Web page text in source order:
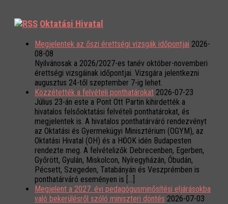
Oktatási Hivatal
Megjelentek az őszi érettségi vizsgák időpontjai 2026-
08-08
Nyilvánosak a 2026/2027-es tanév október-novemberi
érettségi vizsgáinak időpontjai. Vizsgára jelentkezni
augusztus 24-től szeptember 7-ig lehet.
Közzétették a felvételi ponthatárokat 2026-07-23
Július 23-án este a Pont Ott Partin kihirdették a
hivatalos felsőoktatási felvételi ponthatárokat, és
megjelentek is. A hivatalos ponthatárváró rendezvényt
az Oktatási és Gyermekügyi Minisztérium (OGYM), az
Oktatási Hivatal (OH) és a HÖOK idén Budapesten
rendezte meg. A felvételizők Debrecenben, Egerben,
Győrött, Gyulán, Miskolcon, Nyíregyházán, Óbudán,
Pécsett, Szegeden, Tatabányán és Veszprémben is
ponthatárváró eseményen is […]
Megjelent a 2027. évi pedagógusminősítési eljárásokba
való bekerülésről szóló miniszteri döntés 2026-07-03